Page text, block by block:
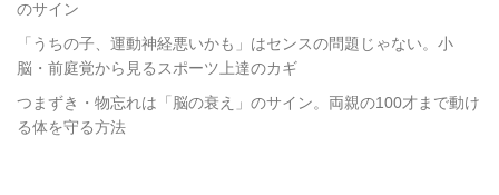
のサイン
「うちの子、運動神経悪いかも」はセンスの問題じゃない。小
脳・前庭覚から見るスポーツ上達のカギ
つまずき・物忘れは「脳の衰え」のサイン。両親の100才まで動け
る体を守る方法